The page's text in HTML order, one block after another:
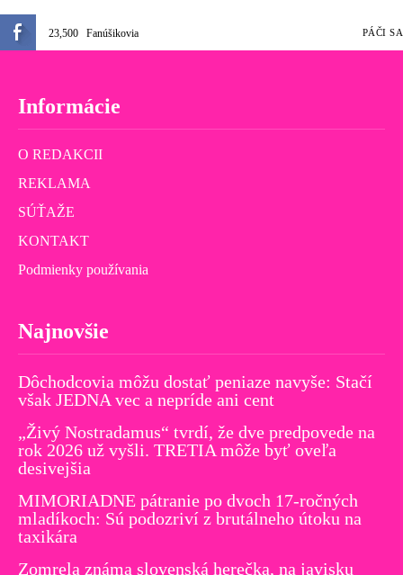
23,500 Fanúšikovia PÁČI SA
Informácie
O REDAKCII
REKLAMA
SÚŤAŽE
KONTAKT
Podmienky používania
Najnovšie
Dôchodcovia môžu dostať peniaze navyše: Stačí
však JEDNA vec a nepríde ani cent
„Živý Nostradamus“ tvrdí, že dve predpovede na
rok 2026 už vyšli. TRETIA môže byť oveľa
desivejšia
MIMORIADNE pátranie po dvoch 17-ročných
mladíkoch: Sú podozriví z brutálneho útoku na
taxikára
Zomrela známa slovenská herečka, na javisku